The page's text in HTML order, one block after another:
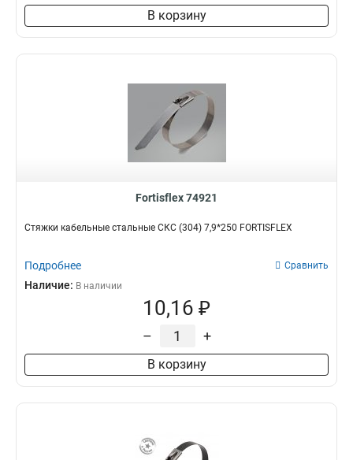
В корзину
Fortisflex 74921
Стяжки кабельные стальные СКС (304) 7,9*250 FORTISFLEX
Подробнее Сравнить
Наличие: В наличии
10,16 ₽
– +
В корзину